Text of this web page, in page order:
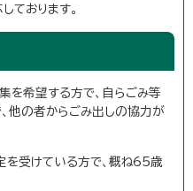
ております。
を希望する方で、自らごみ等
他の者からごみ出しの協力が
を受けている方で、概ね65歳